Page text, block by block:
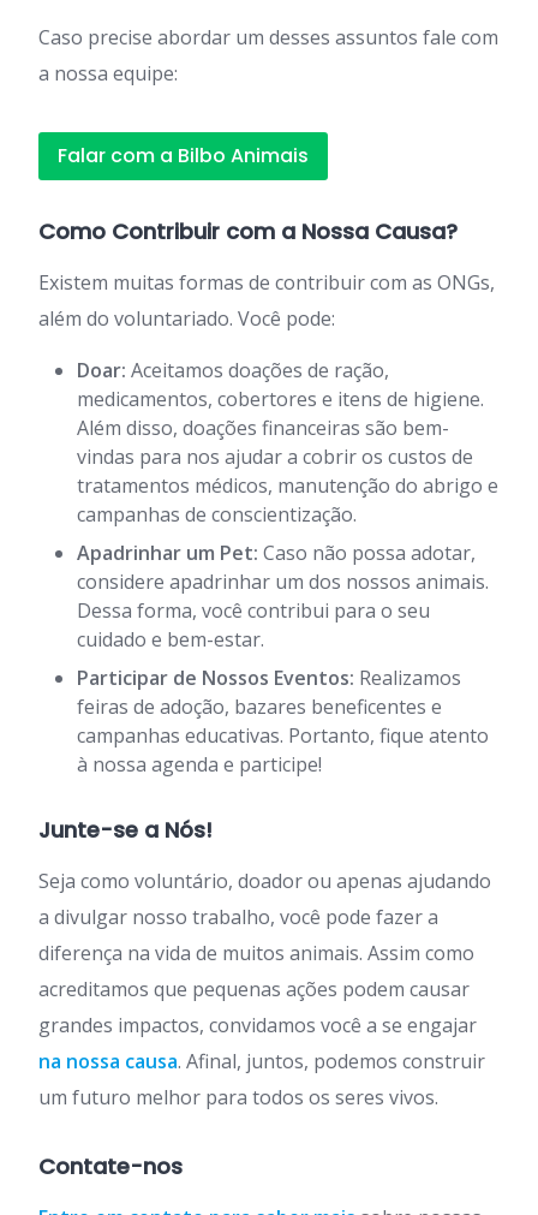
Caso precise abordar um desses assuntos fale com
a nossa equipe:
Falar com a Bilbo Animais
Como Contribuir com a Nossa Causa?
Existem muitas formas de contribuir com as ONGs,
além do voluntariado. Você pode:
Doar: Aceitamos doações de ração,
medicamentos, cobertores e itens de higiene.
Além disso, doações financeiras são bem-
vindas para nos ajudar a cobrir os custos de
tratamentos médicos, manutenção do abrigo e
campanhas de conscientização.
Apadrinhar um Pet: Caso não possa adotar,
considere apadrinhar um dos nossos animais.
Dessa forma, você contribui para o seu
cuidado e bem-estar.
Participar de Nossos Eventos: Realizamos
feiras de adoção, bazares beneficentes e
campanhas educativas. Portanto, fique atento
à nossa agenda e participe!
Junte-se a Nós!
Seja como voluntário, doador ou apenas ajudando
a divulgar nosso trabalho, você pode fazer a
diferença na vida de muitos animais. Assim como
acreditamos que pequenas ações podem causar
grandes impactos, convidamos você a se engajar
na nossa causa. Afinal, juntos, podemos construir
um futuro melhor para todos os seres vivos.
Contate-nos